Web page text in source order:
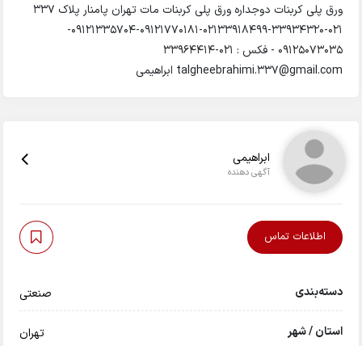
ورق پلی کربنات دوجداره ورق پلی کربنات مات تهران پامنار پلاک 337
021-33934320-02133918499-09121770181-09121335704-
09125073035 - فکس : 021-33964414
talgheebrahimi.337@gmail.com ابراهیمی
ابراهیمی
آگهی دهنده
اطلاعات تماس
دسته‌بندی صنعتی
استان / شهر تهران